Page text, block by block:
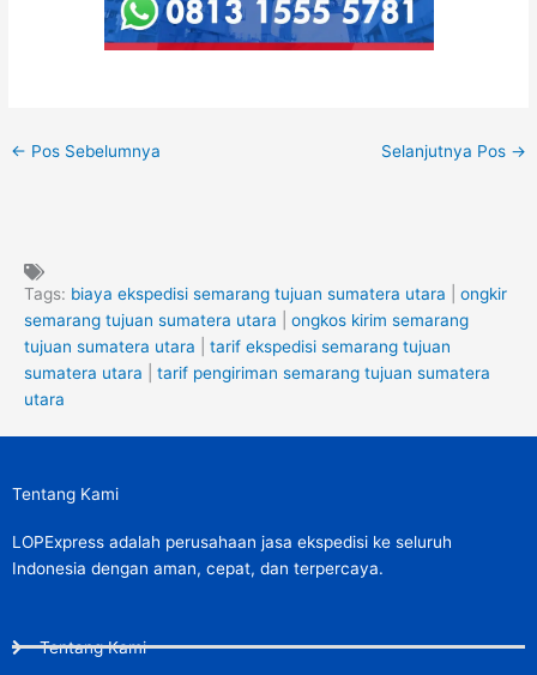
← Pos Sebelumnya Selanjutnya Pos →
Tags: biaya ekspedisi semarang tujuan sumatera utara
ongkir
semarang tujuan sumatera utara
ongkos kirim semarang
tujuan sumatera utara
tarif ekspedisi semarang tujuan
sumatera utara
tarif pengiriman semarang tujuan sumatera
utara
Tentang Kami
LOPExpress adalah perusahaan jasa ekspedisi ke seluruh
Indonesia dengan aman, cepat, dan terpercaya.
Tentang Kami